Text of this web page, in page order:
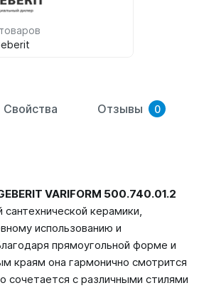
Свойства Отзывы 0
VARIFORM 500.740.01.2
сантехнической керамики,
использованию и
прямоугольной форме и
краям она гармонично смотрится
сочетается с различными стилями